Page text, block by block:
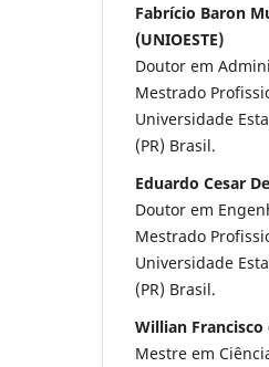
Fabrício Baron
(UNIOESTE)
Doutor em
Mestrado
Universidade
(PR) Brasil.
Eduardo Cesar
Doutor em
Mestrado
Universidade
(PR) Brasil.
Willian Francisco
Mestre em